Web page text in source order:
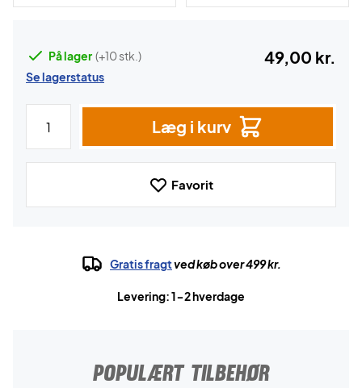
På lager (+10 stk.)
Se lagerstatus
49,00 kr.
Læg i kurv
Favorit
Gratis fragtved køb over 499 kr.
Levering: 1-2 hverdage
POPULÆRT TILBEHØR